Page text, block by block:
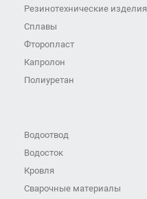
Резинотехнические изделия
Сплавы
Фторопласт
Капролон
Полиуретан
Водоотвод
Водосток
Кровля
Сварочные материалы